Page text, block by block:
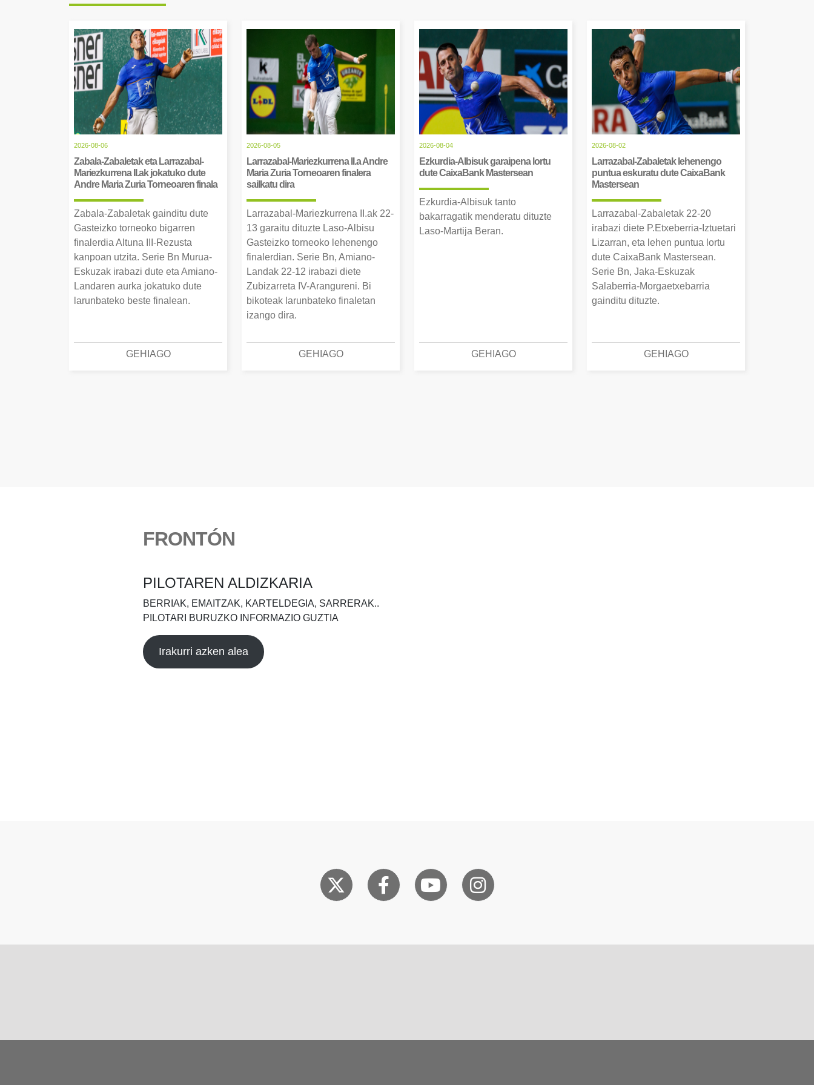
2026-08-06
Zabala-Zabaletak eta Larrazabal-
Mariezkurrena II.ak jokatuko dute
Andre Maria Zuria Torneoaren finala
Zabala-Zabaletak gainditu dute
Gasteizko torneoko bigarren
finalerdia Altuna III-Rezusta
kanpoan utzita. Serie Bn Murua-
Eskuzak irabazi dute eta Amiano-
Landaren aurka jokatuko dute
larunbateko beste finalean.
GEHIAGO
2026-08-05
Larrazabal-Mariezkurrena II.a Andre
Maria Zuria Torneoaren finalera
sailkatu dira
Larrazabal-Mariezkurrena II.ak 22-
13 garaitu dituzte Laso-Albisu
Gasteizko torneoko lehenengo
finalerdian. Serie Bn, Amiano-
Landak 22-12 irabazi diete
Zubizarreta IV-Arangureni. Bi
bikoteak larunbateko finaletan
izango dira.
GEHIAGO
2026-08-04
Ezkurdia-Albisuk garaipena lortu
dute CaixaBank Mastersean
Ezkurdia-Albisuk tanto
bakarragatik menderatu dituzte
Laso-Martija Beran.
GEHIAGO
2026-08-02
Larrazabal-Zabaletak lehenengo
puntua eskuratu dute CaixaBank
Mastersean
Larrazabal-Zabaletak 22-20
irabazi diete P.Etxeberria-Iztuetari
Lizarran, eta lehen puntua lortu
dute CaixaBank Mastersean.
Serie Bn, Jaka-Eskuzak
Salaberria-Morgaetxebarria
gainditu dituzte.
GEHIAGO
FRONTÓN
PILOTAREN ALDIZKARIA
BERRIAK, EMAITZAK, KARTELDEGIA, SARRERAK..
PILOTARI BURUZKO INFORMAZIO GUZTIA
Irakurri azken alea